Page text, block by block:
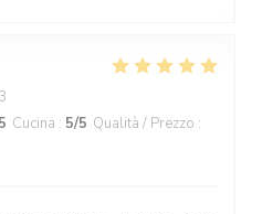
Cucina : 5/5 Qualità / Prezzo :